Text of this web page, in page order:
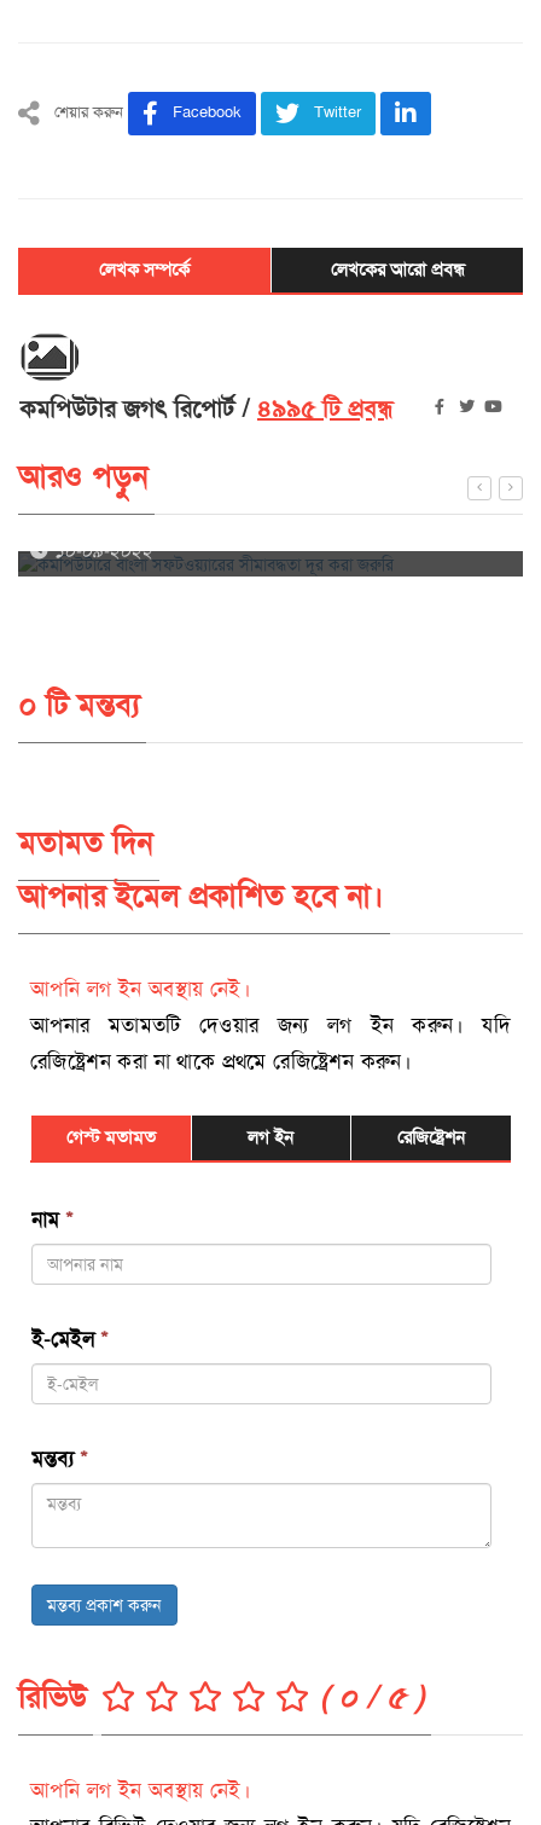
শেয়ার করুন Facebook Twitter
লেখক সম্পর্কে লেখকের আরো প্রবন্ধ
কমপিউটার জগৎ রিপোর্ট ৪৯৯৫ টি প্রবন্ধ
আরও পড়ুন
কমপিউটারে বাংলা সফটওয়্যারের সীমাবদ্ধতা দূর করা জরুরি
১০-০৯-২০২২
০ টি মন্তব্য
মতামত দিন
আপনার ইমেল প্রকাশিত হবে না।
আপনি লগ ইন অবস্থায় নেই।
আপনার মতামতটি দেওয়ার জন্য লগ ইন করুন। যদি
রেজিষ্ট্রেশন করা না থাকে প্রথমে রেজিষ্ট্রেশন করুন।
গেস্ট মতামত লগ ইন রেজিষ্ট্রেশন
নাম*
ই-মেইল*
মন্তব্য*
মন্তব্য প্রকাশ করুন
রিভিউ ( ০ / ৫ )
আপনি লগ ইন অবস্থায় নেই।